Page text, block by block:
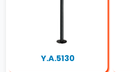
Y.A.5130